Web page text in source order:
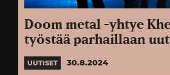
Doom metal -yhtye
työstää parhaillaan
UUTISET 30.8.2024